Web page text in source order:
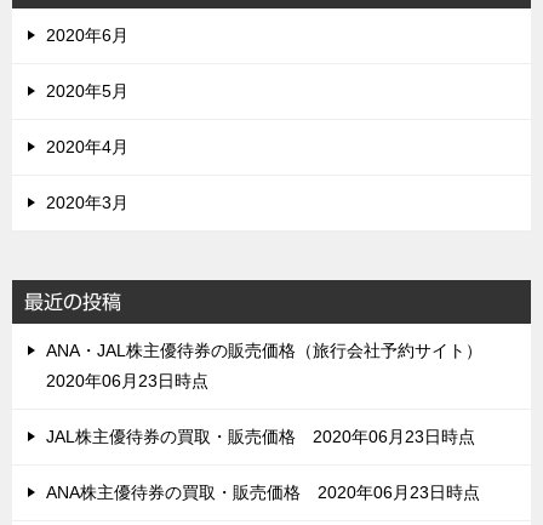
2020年6月
2020年5月
2020年4月
2020年3月
最近の投稿
ANA・JAL株主優待券の販売価格（旅行会社予約サイト）
2020年06月23日時点
JAL株主優待券の買取・販売価格 2020年06月23日時点
ANA株主優待券の買取・販売価格 2020年06月23日時点